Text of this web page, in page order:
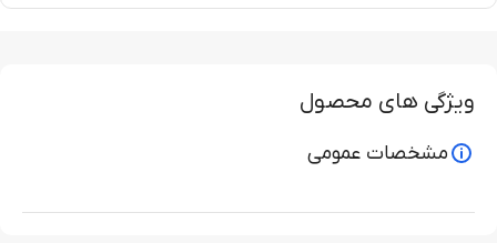
ویژگی های محصول
مشخصات عمومی